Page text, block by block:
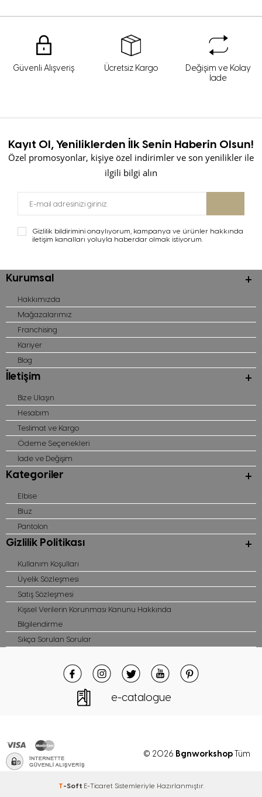
Güvenli Alışveriş Ücretsiz Kargo
Değişim ve Kolay
İade
Kayıt Ol, Yeniliklerden İlk Senin Haberin Olsun!
Özel promosyonlar, kişiye özel indirimler ve son yenilikler ile
ilgili bilgi alın
Gizlilik bildirimini onaylıyorum, kampanya ve ürünler hakkında
iletişim kanalları yoluyla haberdar olmak istiyorum.
Kurumsal
Hakkımızda
Mağazalarımız
Franchising
Kariyer
Blog
İletişim
Bize Ulaşın
Hesabım
Teslimat ve Kargo
Ödeme Seçenekleri
İade ve Değişim
Kategoriler
Elbise
Bluz
Pantolon
Gizlilik Politikası
Kullanım Koşulları
Üyelik Sözleşmesi
Satış Sözleşmesi
Kişisel Verilerin Korunması Kanunu Hakkında
Bilgilendirme
Sıkça Sorulan Sorular
e-catalogue
© 2026 BgnworkshopTüm
hakları saklıdır
T-Soft E-Ticaret Sistemleriyle Hazırlanmıştır.